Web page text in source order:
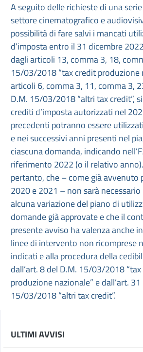
A seguito delle richieste di una
settore cinematografico e
possibilità di fare salvi i mancati
d’imposta entro il 31 dicembre
dagli articoli 13, comma 3, 18,
15/03/2018 “tax credit produzione
articoli 6, comma 3, 11, comma 3,
D.M. 15/03/2018 “altri tax credit”,
crediti d’imposta autorizzati nel
precedenti potranno essere
e nei successivi anni presenti nel
ciascuna domanda, indicando
riferimento 2022 (o il relativo
pertanto, che – come già avvenuto
2020 e 2021 – non sarà
alcuna variazione del piano di
domande già approvate e che il
presente avviso ha valenza anche
linee di intervento non ricomprese
indicati e alla procedura della
dall’art. 8 del D.M. 15/03/2018
produzione nazionale” e dall’art.
15/03/2018 “altri tax credit”.
ULTIMI AVVISI